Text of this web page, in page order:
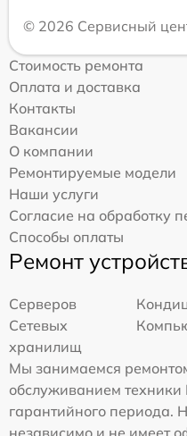
© 2026 Сервисный
Стоимость ремонта
Оплата и доставка
Контакты
Вакансии
О компании
Ремонтируемые модели
Наши услуги
Согласие на обработку
Способы оплаты
Ремонт
Серверов
Сетевых
хранилищ
Мы занимаемся
обслуживанием техники
гарантийного периода.
независимо и не имеет